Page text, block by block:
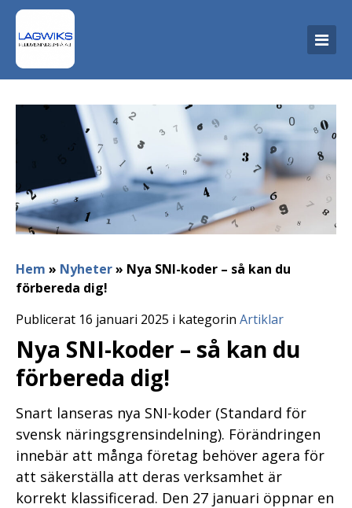
Hem » Nyheter» Nya SNI-koder – så kan du
förbereda dig!
Publicerat 16 januari 2025 i kategorin Artiklar
Nya SNI-koder – så kan du
förbereda dig!
Snart lanseras nya SNI-koder (Standard för
svensk näringsgrensindelning). Förändringen
innebär att många företag behöver agera för
att säkerställa att deras verksamhet är
korrekt klassificerad. Den 27 januari öppnar en